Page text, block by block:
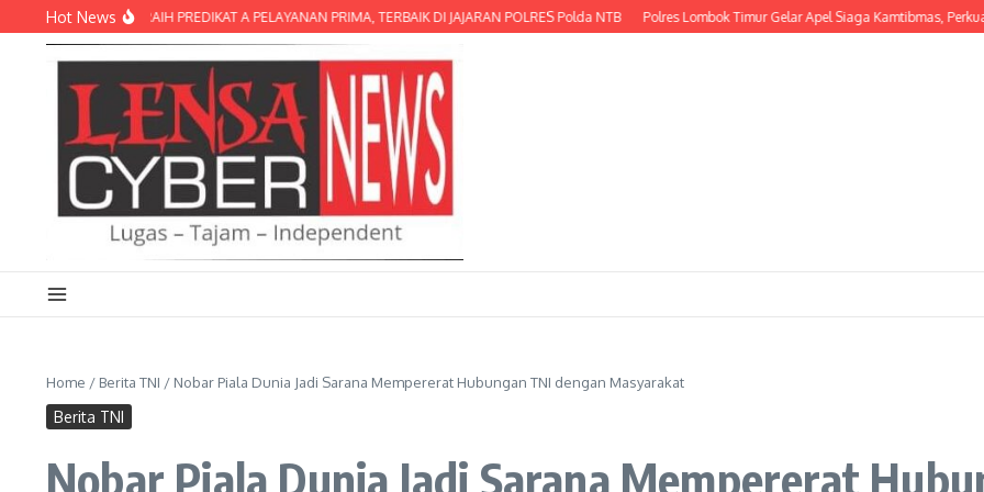
Lewati ke konten
Hot News
TIMUR RAIH PREDIKAT A PELAYANAN PRIMA, TERBAIK DI JAJARAN POLRES Polda NTB Polres Lombok Timur Gelar Apel Siaga Kamtibmas, Perkuat
Home / Berita TNI / Nobar Piala Dunia Jadi Sarana Mempererat Hubungan TNI dengan Masyarakat
Berita TNI
Nobar Piala Dunia Jadi Sarana Mempererat